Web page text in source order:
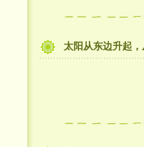
太阳从东边升起